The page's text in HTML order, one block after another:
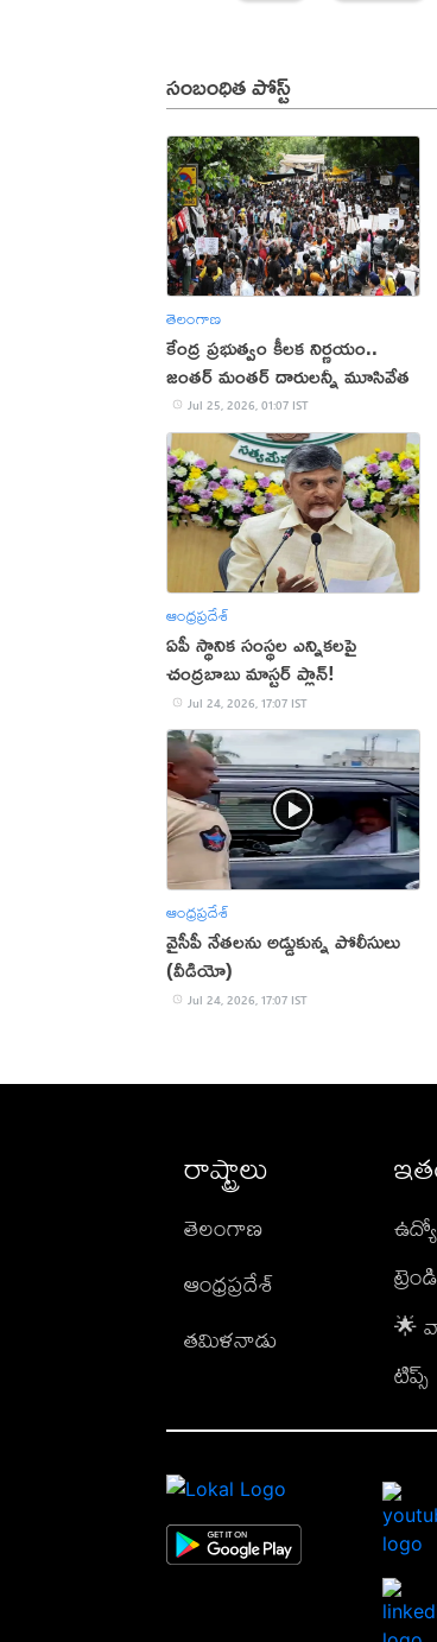
సంబంధిత పోస్ట్
తెలంగాణ
కేంద్ర ప్రభుత్వం కీలక నిర్ణయం..
జంతర్ మంతర్ దారులన్నీ మూసివేత
Jul 25, 2026, 01:07 IST
ఆంధ్రప్రదేశ్
ఏపీ స్థానిక సంస్థల ఎన్నికలపై
చంద్రబాబు మాస్టర్ ప్లాన్!
Jul 24, 2026, 17:07 IST
ఆంధ్రప్రదేశ్
వైసీపీ నేతలను అడ్డుకున్న పోలీసులు
(వీడియో)
Jul 24, 2026, 17:07 IST
రాష్ట్రాలు
తెలంగాణ
ఆంధ్రప్రదేశ్
తమిళనాడు
🌟
టిప్స్